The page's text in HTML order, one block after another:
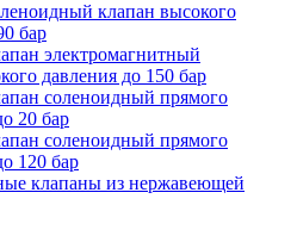
клапан высокого
бар
электромагнитный
давления до 150 бар
соленоидный прямого
20 бар
соленоидный прямого
120 бар
клапаны из нержавеющей